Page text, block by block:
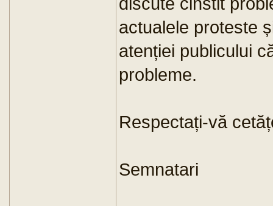
actualele proteste
atenției publicului
probleme.
Respectați-vă
Semnatari